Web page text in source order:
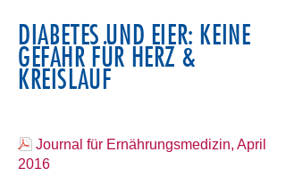
DIABETES UND EIER: KEINE
GEFAHR FÜR HERZ &
KREISLAUF
Journal für Ernährungsmedizin, April
2016